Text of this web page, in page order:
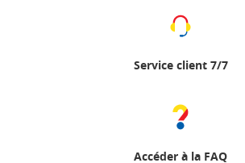
Service client 7/7
Accéder à la FAQ